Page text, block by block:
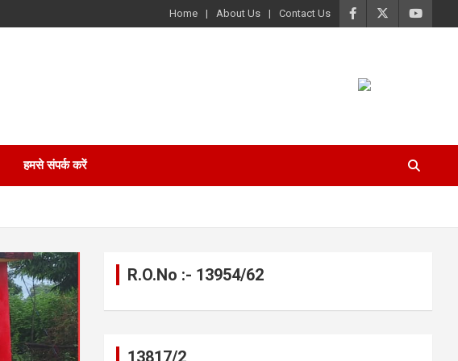
Home About Us Contact Us
हमसे संपर्क करें
R.O.No :- 13954/62
13817/2